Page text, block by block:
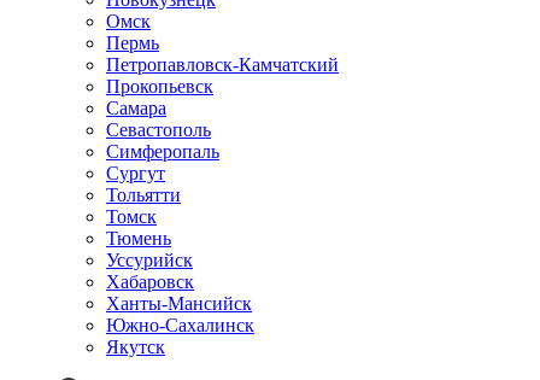
Омск
Пермь
Петропавловск-Камчатский
Прокопьевск
Самара
Севастополь
Симферопаль
Сургут
Тольятти
Томск
Тюмень
Уссурийск
Хабаровск
Ханты-Мансийск
Южно-Сахалинск
Якутск